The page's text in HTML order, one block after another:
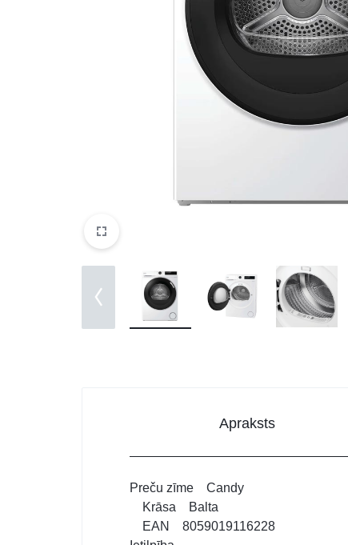
DATORTEHNIKA, PRECES
Apraksts
Preču zīme Candy
Krāsa Balta
EAN 8059019116228